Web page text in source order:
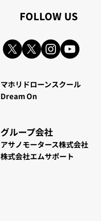
​FOLLOW US
マホリドローンスクール
Dream On
グループ会社
アサノモータース株式会社
株式会社エムサポート